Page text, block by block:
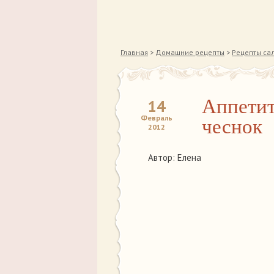
Главная > Домашние рецепты > Рецепты
14
Февраль
2012
чеснок
Автор: Елена